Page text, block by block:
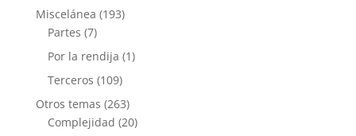
Miscelánea (193)
Partes (7)
Por la rendija (1)
Terceros (109)
Otros temas (263)
Complejidad (20)